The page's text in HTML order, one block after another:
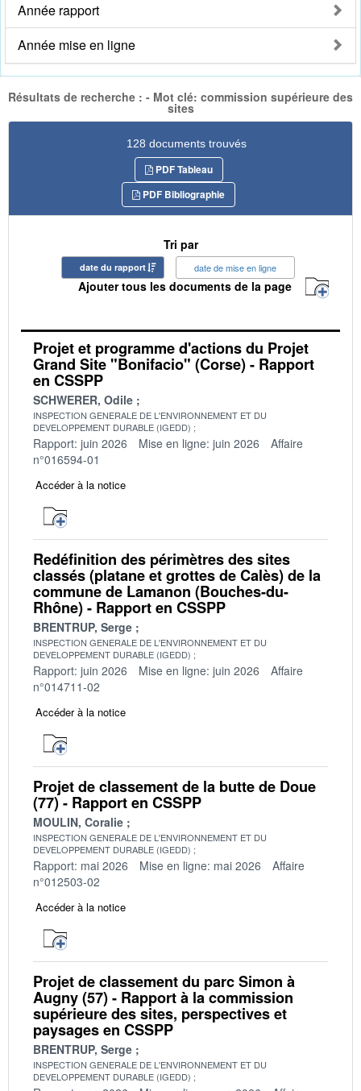
Année rapport
Année mise en ligne
Résultats de recherche : - Mot clé: commission supérieure des
sites
128 documents trouvés
PDF Tableau
PDF Bibliographie
Tri par
date du rapport date de mise en ligne
Ajouter tous les documents de la page
Projet et programme d'actions du Projet
Grand Site "Bonifacio" (Corse) - Rapport
en CSSPP
SCHWERER, Odile
INSPECTION GENERALE DE L'ENVIRONNEMENT ET DU
DEVELOPPEMENT DURABLE (IGEDD)
Rapport: juin 2026 Mise en ligne: juin 2026
Affaire
n°016594-01
Accéder à la notice
Redéfinition des périmètres des sites
classés (platane et grottes de Calès) de la
commune de Lamanon (Bouches-du-
Rhône) - Rapport en CSSPP
BRENTRUP, Serge
INSPECTION GENERALE DE L'ENVIRONNEMENT ET DU
DEVELOPPEMENT DURABLE (IGEDD)
Rapport: juin 2026 Mise en ligne: juin 2026
Affaire
n°014711-02
Accéder à la notice
Projet de classement de la butte de Doue
(77) - Rapport en CSSPP
MOULIN, Coralie
INSPECTION GENERALE DE L'ENVIRONNEMENT ET DU
DEVELOPPEMENT DURABLE (IGEDD)
Rapport: mai 2026 Mise en ligne: mai 2026
Affaire
n°012503-02
Accéder à la notice
Projet de classement du parc Simon à
Augny (57) - Rapport à la commission
supérieure des sites, perspectives et
paysages en CSSPP
BRENTRUP, Serge
INSPECTION GENERALE DE L'ENVIRONNEMENT ET DU
DEVELOPPEMENT DURABLE (IGEDD)